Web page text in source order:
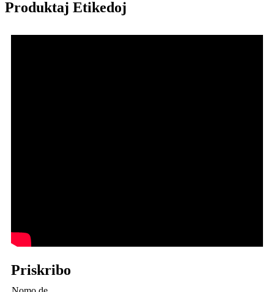
Produktaj Etikedoj
Priskribo